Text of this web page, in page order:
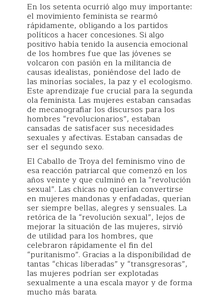
En los setenta ocurrió algo muy importante:
el movimiento feminista se rearmó
rápidamente, obligando a los partidos
políticos a hacer concesiones. Si algo
positivo había tenido la ausencia emocional
de los hombres fue que las jóvenes se
volcaron con pasión en la militancia de
causas idealistas, poniéndose del lado de
las minorías sociales, la paz y el ecologismo.
Este aprendizaje fue crucial para la segunda
ola feminista. Las mujeres estaban cansadas
de mecanografiar los discursos para los
hombres “revolucionarios”, estaban
cansadas de satisfacer sus necesidades
sexuales y afectivas. Estaban cansadas de
ser el segundo sexo.
El Caballo de Troya del feminismo vino de
esa reacción patriarcal que comenzó en los
años veinte y que culminó en la “revolución
sexual”. Las chicas no querían convertirse
en mujeres mandonas y enfadadas, querían
ser siempre bellas, alegres y sensuales. La
retórica de la “revolución sexual”, lejos de
mejorar la situación de las mujeres, sirvió
de utilidad para los hombres, que
celebraron rápidamente el fin del
“puritanismo”. Gracias a la disponibilidad de
tantas “chicas liberadas” y “transgresoras”,
las mujeres podrían ser explotadas
sexualmente a una escala mayor y de forma
mucho más barata.